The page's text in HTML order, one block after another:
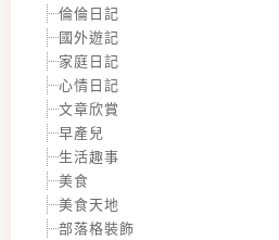
倫倫日記
國外遊記
家庭日記
心情日記
文章欣賞
早產兒
生活趣事
美食
美食天地
部落格裝飾